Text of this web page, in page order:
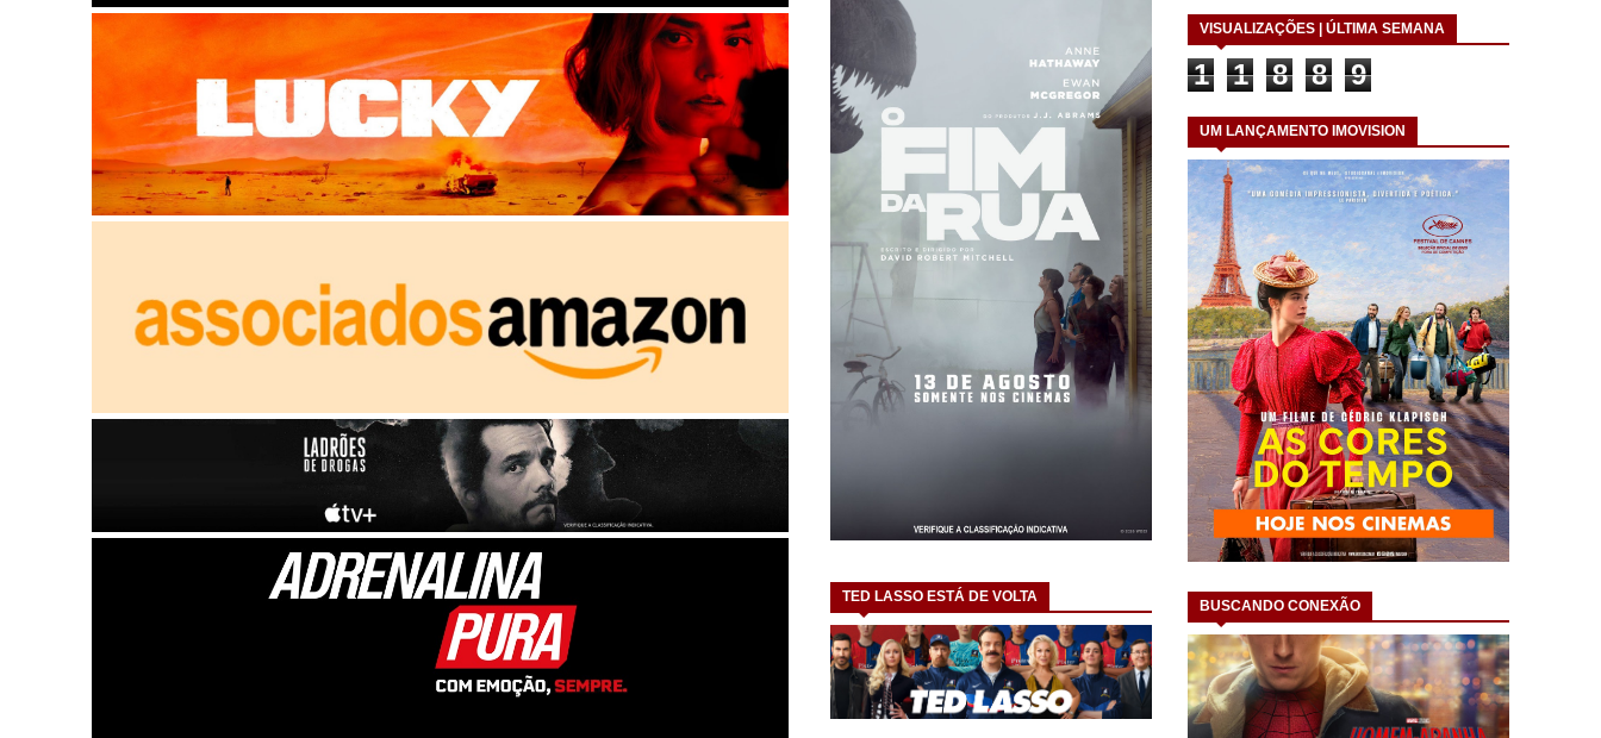
TED LASSO ESTÁ DE VOLTA
VISUALIZAÇÕES | ÚLTIMA SEMANA
1 1 8 8 9
UM LANÇAMENTO IMOVISION
BUSCANDO CONEXÃO